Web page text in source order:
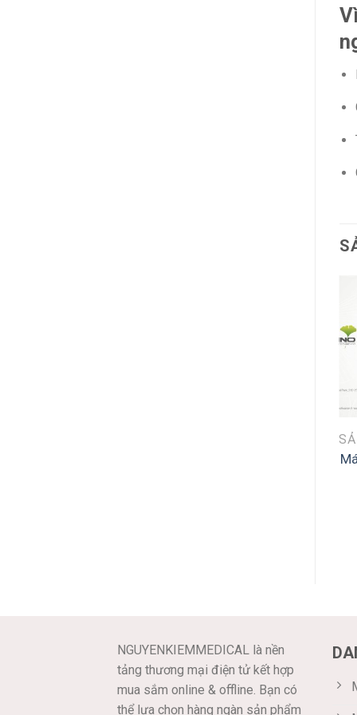
NGUYENKIEMMEDICAL là nền
tảng thương mại điện tử kết hợp
mua sắm online & offline. Bạn có
thể lựa chọn hàng ngàn sản phẩm